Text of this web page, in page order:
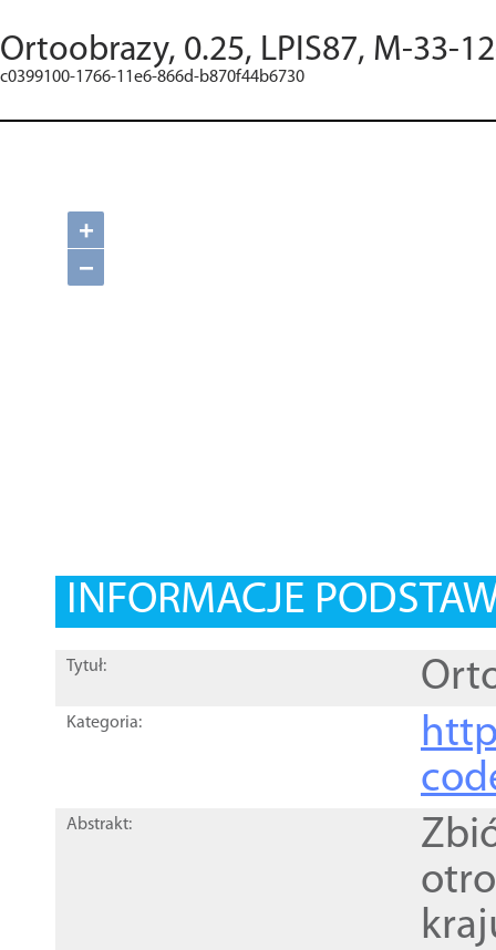
Ortoobrazy, 0.25, LPIS87, M-33-
c0399100-1766-11e6-866d-b870f44b6730
+
−
INFORMACJE
Tytuł:
Kategoria:
Abstrakt: